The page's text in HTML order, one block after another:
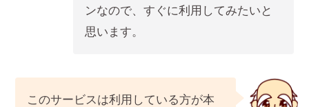
ンなので、すぐに利用してみたいと
思います。
このサービスは利用している方が本